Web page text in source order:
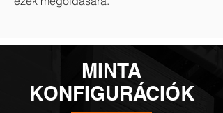
MINTA
KONFIGURÁCIÓK